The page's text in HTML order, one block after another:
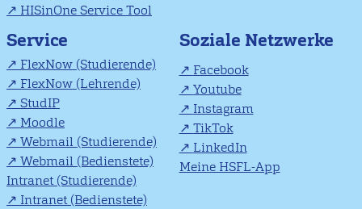
HISinOne Service Tool
Service
FlexNow (Studierende)
FlexNow (Lehrende)
StudIP
Moodle
Webmail (Studierende)
Webmail (Bedienstete)
Intranet (Studierende)
Intranet (Bedienstete)
Soziale Netzwerke
Facebook
Youtube
Instagram
TikTok
LinkedIn
Meine HSFL-App